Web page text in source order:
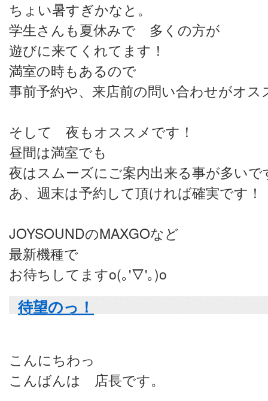
ちょい暑すぎかなと。
学生さんも夏休みで 多くの方が
遊びに来てくれてます！
満室の時もあるので
事前予約や、来店前の問い合わせがオ
そして 夜もオススメです！
昼間は満室でも
夜はスムーズにご案内出来る事が多いで
あ、週末は予約して頂ければ確実です！
JOYSOUNDのMAXGOなど
最新機種で
お待ちしてますo(｡'▽'｡)o
待望のっ！
こんにちわっ
こんばんは 店長です。